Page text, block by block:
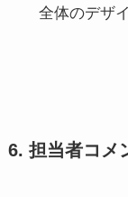
全体のデザ
6. 担当者コメ